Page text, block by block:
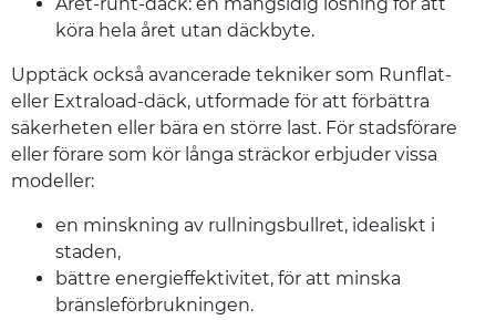
köra hela året utan däckbyte.
Upptäck också avancerade tekniker som Runflat-
eller Extraload-däck, utformade för att förbättra
säkerheten eller bära en större last. För stadsförare
eller förare som kör långa sträckor erbjuder vissa
modeller:
en minskning av rullningsbullret, idealiskt i
staden,
bättre energieffektivitet, för att minska
bränsleförbrukningen.